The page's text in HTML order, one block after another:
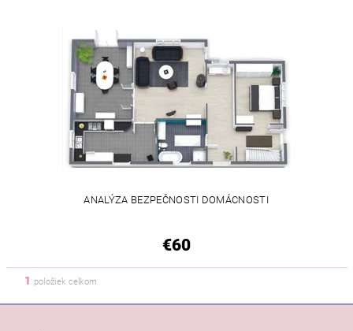
ANALÝZA BEZPEČNOSTI DOMÁCNOSTI
€60
1 položiek celkom